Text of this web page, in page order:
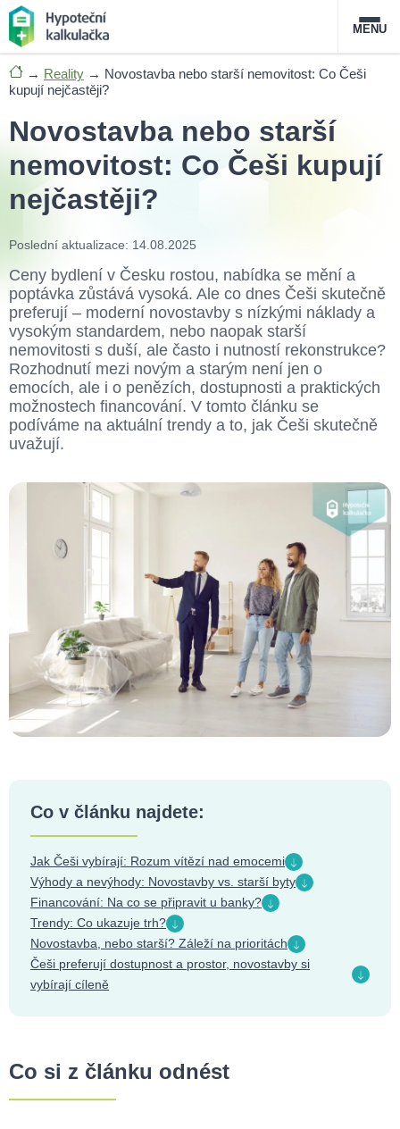
Nabídka hypoték
Magazín
Průvodce hypotékami
MENU
→ Reality → Novostavba nebo starší nemovitost: Co Češi
kupují nejčastěji?
Novostavba nebo starší
nemovitost: Co Češi kupují
nejčastěji?
Poslední aktualizace: 14.08.2025
Ceny bydlení v Česku rostou, nabídka se mění a
poptávka zůstává vysoká. Ale co dnes Češi skutečně
preferují – moderní novostavby s nízkými náklady a
vysokým standardem, nebo naopak starší
nemovitosti s duší, ale často i nutností rekonstrukce?
Rozhodnutí mezi novým a starým není jen o
emocích, ale i o penězích, dostupnosti a praktických
možnostech financování. V tomto článku se
podíváme na aktuální trendy a to, jak Češi skutečně
uvažují.
Co v článku najdete:
Jak Češi vybírají: Rozum vítězí nad emocemi
Výhody a nevýhody: Novostavby vs. starší byty
Financování: Na co se připravit u banky?
Trendy: Co ukazuje trh?
Novostavba, nebo starší? Záleží na prioritách
Češi preferují dostupnost a prostor, novostavby si
vybírají cíleně
Co si z článku odnést